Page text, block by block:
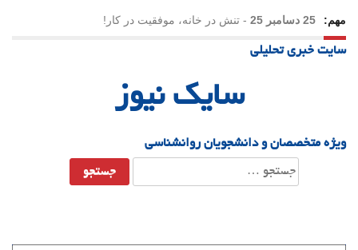
مهم: 25 دسامبر 25 - تنش در خانه، موفقیت در کار!
23 دسامبر 25
-یلدا؛ نماد تاب‌آوری اجتماعی در روزگار دشوار
سایت خبری تحلیلی
سایک نیوز
ویژه متخصصان و دانشجویان روانشناسی
جستجو
برای: